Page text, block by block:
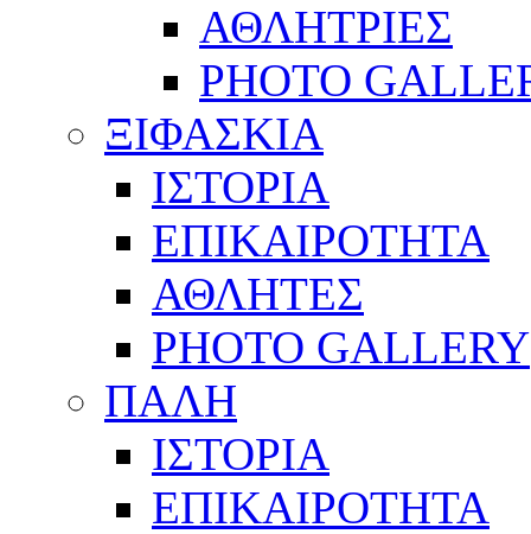
ΑΘΛΗΤΡΙΕΣ
PHOTO
ΞΙΦΑΣΚΙΑ
ΙΣΤΟΡΙΑ
ΕΠΙΚΑΙΡΟΤΗΤΑ
ΑΘΛΗΤΕΣ
PHOTO GALLERY
ΠΑΛΗ
ΙΣΤΟΡΙΑ
ΕΠΙΚΑΙΡΟΤΗΤΑ